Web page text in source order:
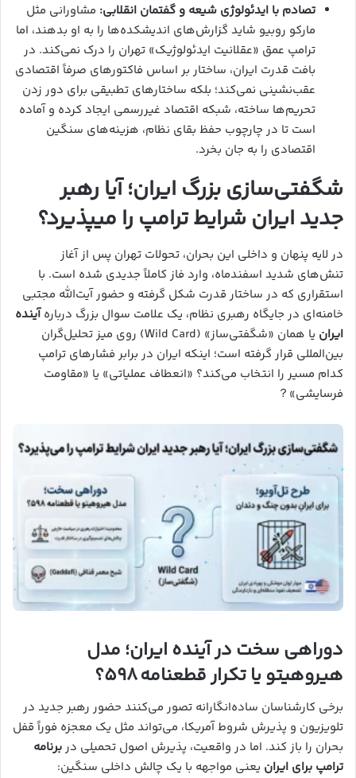
تصادم با ایدئولوژی شیعه و گفتمان انقلابی: مشاورانی مثل
مارکو روبیو شاید گزارش‌های اندیشکده‌ها را به او بدهند، اما
ترامپ عمق «عقلانیت ایدئولوژیک» تهران را درک نمی‌کند. در
بافت قدرت ایران، ساختار بر اساس فاکتورهای صرفاً اقتصادی
عقب‌نشینی نمی‌کند؛ بلکه ساختارهای تطبیقی برای دور زدن
تحریم‌ها ساخته، شبکه اقتصاد غیررسمی ایجاد کرده و آماده
است تا در چارچوب حفظ بقای نظام، هزینه‌های سنگین
اقتصادی را به جان بخرد.
شگفتی‌سازی بزرگ ایران؛ آیا رهبر
جدید ایران شرایط ترامپ را میپذیرد؟
در لایه پنهان و داخلی این بحران، تحولات تهران پس از آغاز
تنش‌های شدید اسفندماه، وارد فاز کاملاً جدیدی شده است. با
استقراری که در ساختار قدرت شکل گرفته و حضور آیت‌الله مجتبی
خامنه‌ای در جایگاه رهبری نظام، یک علامت سوال بزرگ دربارهآینده
ایران
یا همان «شگفتی‌ساز» (Wild Card) روی میز تحلیل‌گران
بین‌المللی قرار گرفته است؛ اینکه ایران در برابر فشارهای ترامپ
کدام مسیر را انتخاب می‌کند؟ «انعطاف عملیاتی» یا «مقاومت
فرسایشی»？
دوراهی سخت در آینده ایران؛ مدل
هیروهیتو یا تکرار قطعنامه ۵۹۸؟
برخی کارشناسان ساده‌انگارانه تصور می‌کنند حضور رهبر جدید در
تلویزیون و پذیرش شروط آمریکا، می‌تواند مثل یک معجزه فوراً قفل
بحران را باز کند. اما در واقعیت، پذیرش اصول تحمیلی دربرنامه
ترامپ برای ایران یعنی مواجهه با یک چالش داخلی سنگین: